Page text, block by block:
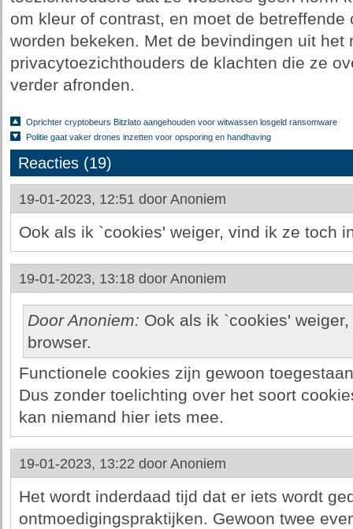
om kleur of contrast, en moet de betreffende
worden bekeken. Met de bevindingen uit het
privacytoezichthouders de klachten die ze
verder afronden.
Oprichter cryptobeurs Bitzlato aangehouden voor witwassen losgeld ransomware
Politie gaat vaker drones inzetten voor opsporing en handhaving
Reacties (19)
19-01-2023, 12:51 door Anoniem
Ook als ik `cookies' weiger, vind ik ze toch
19-01-2023, 13:18 door Anoniem
Door Anoniem: Ook als ik `cookies'
browser.
Functionele cookies zijn gewoon
Dus zonder toelichting over het soort
kan niemand hier iets mee.
19-01-2023, 13:22 door Anoniem
Het wordt inderdaad tijd dat er iets wordt
ontmoedigingspraktijken. Gewoon twee